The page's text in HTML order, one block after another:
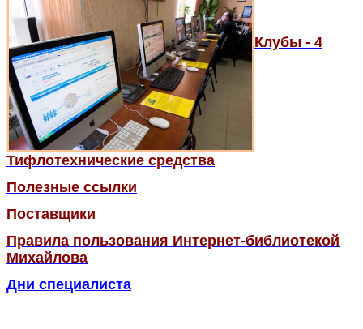
Клубы - 4
Тифлотехнические средства
Полезные ссылки
Поставщики
Правила пользования Интернет-библиотекой
Михайлова
Дни специалиста